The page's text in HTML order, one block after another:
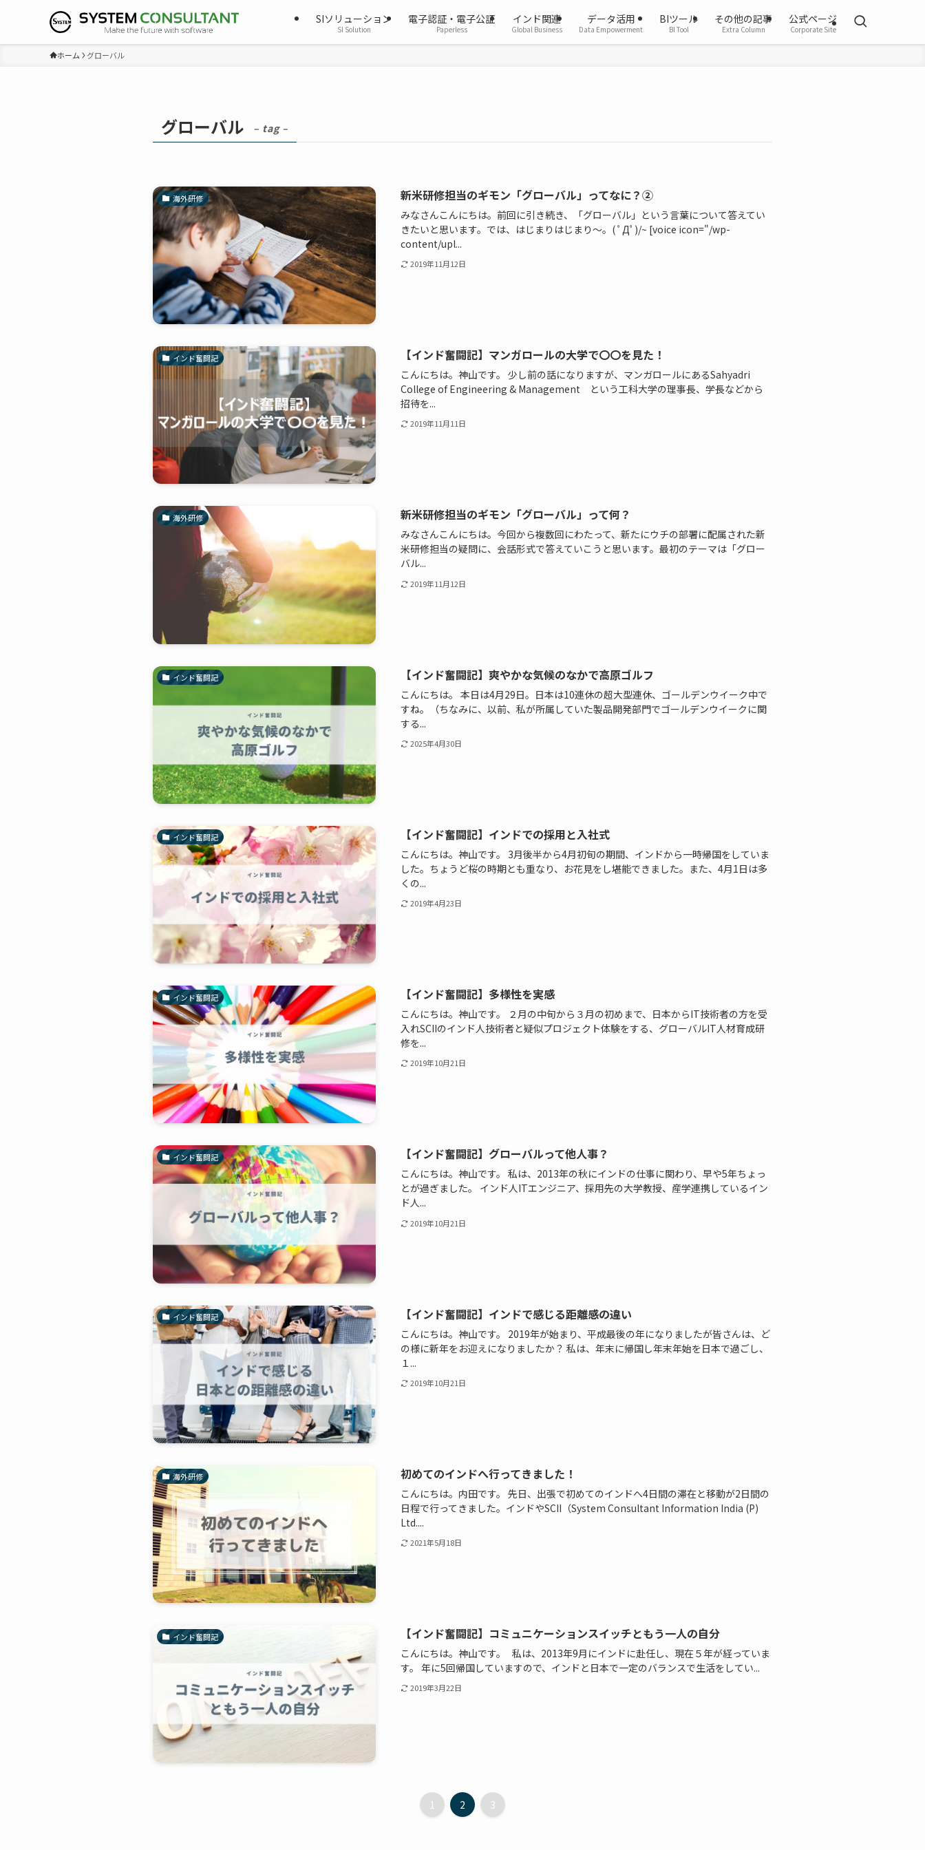
SIソリューション
SI Solution
電子認証・電子公証
Paperless
インド関連
Global Business
データ活用
Data Empowerment
BIツール
BI Tool
その他の記事
Extra Column
公式ページ
Corporate Site
ホーム グローバル
グローバル – tag –
海外研修 新米研修担当のギモン「グローバル」ってなに？②
みなさんこんにちは。前回に引き続き、「グローバル」という言葉について答えてい
きたいと思います。では、はじまりはじまり～。( ﾟДﾟ)/~ [voice icon="/wp-
content/upl...
2019年11月12日
インド奮闘記 【インド奮闘記】マンガロールの大学で〇〇を見た！
こんにちは。神山です。 少し前の話になりますが、マンガロールにあるSahyadri
College of Engineering & Management という工科大学の理事長、学長などから
招待を...
2019年11月11日
海外研修 新米研修担当のギモン「グローバル」って何？
みなさんこんにちは。今回から複数回にわたって、新たにウチの部署に配属された新
米研修担当の疑問に、会話形式で答えていこうと思います。最初のテーマは「グロー
バル...
2019年11月12日
インド奮闘記 【インド奮闘記】爽やかな気候のなかで高原ゴルフ
こんにちは。 本日は4月29日。日本は10連休の超大型連休、ゴールデンウイーク中で
すね。（ちなみに、以前、私が所属していた製品開発部門でゴールデンウイークに関
する...
2025年4月30日
インド奮闘記 【インド奮闘記】インドでの採用と入社式
こんにちは。神山です。 3月後半から4月初旬の期間、インドから一時帰国をしていま
した。ちょうど桜の時期とも重なり、お花見をし堪能できました。また、4月1日は多
くの...
2019年4月23日
インド奮闘記 【インド奮闘記】多様性を実感
こんにちは。神山です。 ２月の中旬から３月の初めまで、日本からIT技術者の方を受
入れSCIIのインド人技術者と疑似プロジェクト体験をする、グローバルIT人材育成研
修を...
2019年10月21日
インド奮闘記 【インド奮闘記】グローバルって他人事？
こんにちは。神山です。 私は、2013年の秋にインドの仕事に関わり、早や5年ちょっ
とが過ぎました。 インド人ITエンジニア、採用先の大学教授、産学連携しているイン
ド人...
2019年10月21日
インド奮闘記 【インド奮闘記】インドで感じる距離感の違い
こんにちは。神山です。 2019年が始まり、平成最後の年になりましたが皆さんは、ど
の様に新年をお迎えになりましたか？ 私は、年末に帰国し年末年始を日本で過ごし、
１...
2019年10月21日
海外研修 初めてのインドへ行ってきました！
こんにちは。内田です。 先日、出張で初めてのインドへ4日間の滞在と移動が2日間の
日程で行ってきました。インドやSCII（System Consultant Information India (P)
Ltd....
2021年5月18日
インド奮闘記 【インド奮闘記】コミュニケーションスイッチともう一人の自分
こんにちは。神山です。 私は、2013年9月にインドに赴任し、現在５年が経っていま
す。 年に5回帰国していますので、インドと日本で一定のバランスで生活をしてい...
2019年3月22日
1 2 3